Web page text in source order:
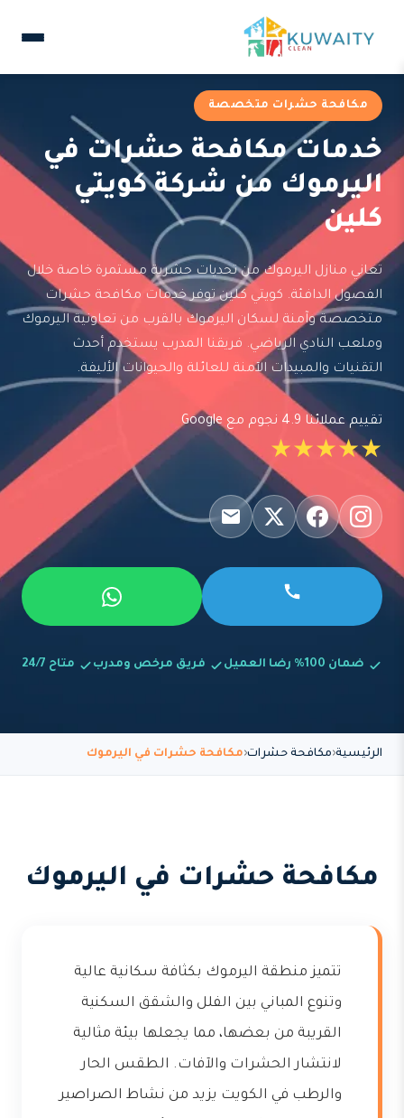
مكافحة حشرات متخصصة
خدمات مكافحة حشرات في
اليرموك من شركة كويتي
كلين
تعاني منازل اليرموك من تحديات حشرية مستمرة خاصة خلال
الفصول الدافئة. كويتي كلين توفر خدمات مكافحة حشرات
متخصصة وآمنة لسكان اليرموك بالقرب من تعاونية اليرموك
وملعب النادي الرياضي. فريقنا المدرب يستخدم أحدث
التقنيات والمبيدات الآمنة للعائلة والحيوانات الأليفة.
تقييم عملائنا 4.9 نجوم مع Google
★★★★★
ضمان 100% رضا العميل فريق مرخص ومدرب متاح 24/7
الرئيسية مكافحة حشرات مكافحة حشرات في اليرموك
مكافحة حشرات في اليرموك
تتميز منطقة اليرموك بكثافة سكانية عالية
وتنوع المباني بين الفلل والشقق السكنية
القريبة من بعضها، مما يجعلها بيئة مثالية
لانتشار الحشرات والآفات. الطقس الحار
والرطب في الكويت يزيد من نشاط الصراصير